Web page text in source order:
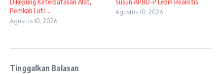
Dikepung Keterbatasan Alat,
Pemkab Loti ...
Agustus 10, 2026
Susun APBD-P Lebih Realistis
Agustus 10, 2026
Tinggalkan Balasan